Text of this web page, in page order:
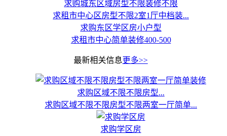
求购城东区域房型不限装修不限
求租市中心区房型不限2室1厅中档装...
求购东区学区房小户型
求租市中心简单装修400-500
最新相关信息更多>>
求购区域不限不限房型...
求购区域不限不限房型不限两室一厅简单...
求购学区房